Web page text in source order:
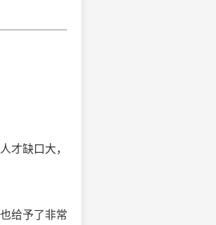
才缺口大，
给予了非常